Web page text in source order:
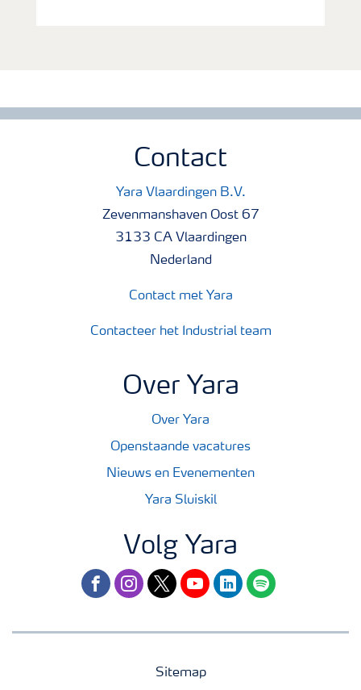
Contact
Yara Vlaardingen B.V.
Zevenmanshaven Oost 67
3133 CA Vlaardingen
Nederland
Contact met Yara
Contacteer het Industrial team
Over Yara
Over Yara
Openstaande vacatures
Nieuws en Evenementen
Yara Sluiskil
Volg Yara
facebookinstagram
twitteryoutubelinkedinspotify
Sitemap